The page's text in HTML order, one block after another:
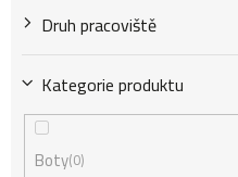
Druh pracoviště
Kategorie produktu
Boty 0